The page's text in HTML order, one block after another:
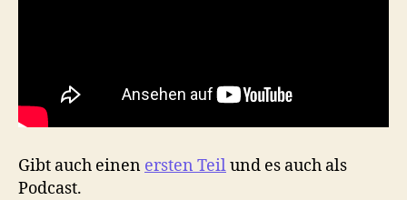
Gibt auch einen ersten Teilund es auch als
Podcast.